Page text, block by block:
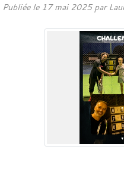
Publiée le 17 mai 2025par